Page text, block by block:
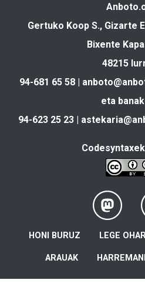
Gertuko Koop S., Gizarte
Bixente
48215
94-681 65 58 |
eta
94-623 25 23 |
HONI BURUZ LEGE
ARAUAK